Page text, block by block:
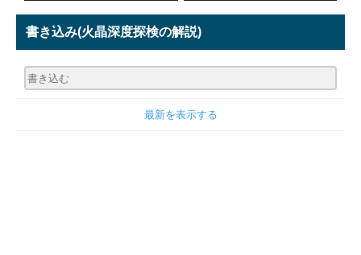
書き込み(火晶深度探検の解説)
最新を表示する